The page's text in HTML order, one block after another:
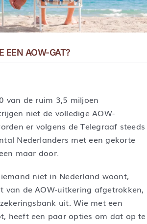
EEN AOW-GAT?
van de ruim 3,5 miljoen
niet de volledige AOW-
er volgens de Telegraaf steeds
Nederlanders met een gekorte
maar door.
niet in Nederland woont,
van de AOW-uitkering afgetrokken,
uit. Wie met een
heeft een paar opties om dat op te